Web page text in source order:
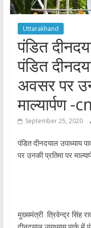
Uttarakhand
पंडित
पंडित
अवसर पर
माल्यार्पण -
September 25, 2020
पंडित दीनदयाल उपाध्याय
पर उनकी प्रतिमा पर
मुख्यमंत्री त्रिवेन्द्र सिंह